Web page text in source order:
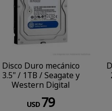
Disco Duro mecánico
3.5" / 1TB / Seagate y
Western Digital
USD 79